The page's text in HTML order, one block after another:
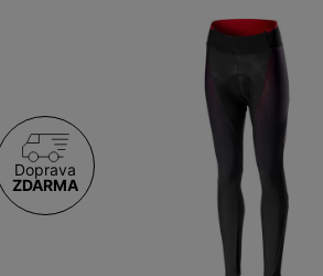
Doprava
ZDARMA